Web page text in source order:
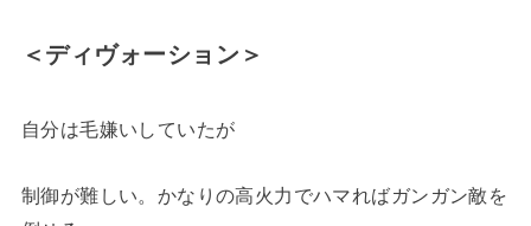
＜ディヴォーション＞
自分は毛嫌いしていたが
制御が難しい。かなりの高火力でハマればガンガン敵を